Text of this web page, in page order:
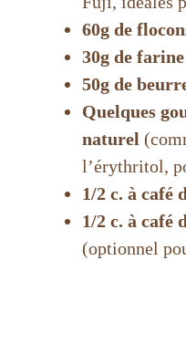
60g de
30g de
50g de
Quelques
naturel
l’érythritol,
1/2 c. à café
1/2 c. à café
(optionnel